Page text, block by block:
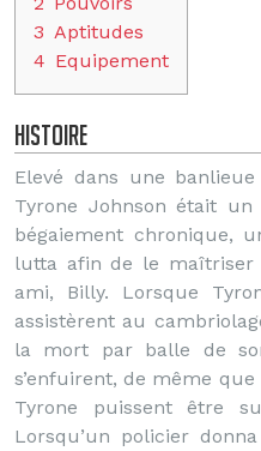
3 Aptitudes
4 Equipement
Histoire
Elevé dans une
Tyrone Johnson était
bégaiement chronique,
lutta afin de le maîtriser
ami, Billy. Lorsque
assistèrent au
la mort par balle de
s’enfuirent, de même
Tyrone puissent être
Lorsqu’un policier